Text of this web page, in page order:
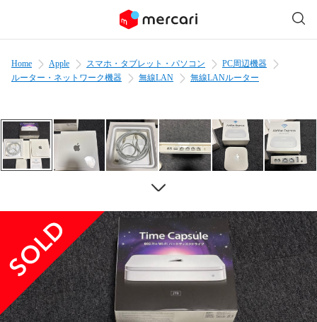
Home Apple スマホ・タブレット・パソコン
PC周辺機器
ルーター・ネットワーク機器
無線LAN 無線LANルーター